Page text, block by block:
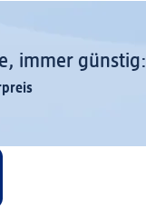
immer günstig: